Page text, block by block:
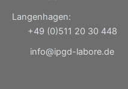
Langenhagen:
+49 (0)511 20 30 448
info@ipgd-labore.de